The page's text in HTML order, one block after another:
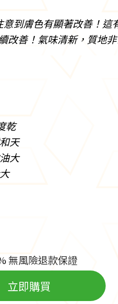
意到膚色有顯著改善！
改善！氣味清新，質地
乾
天
大
無風險退款保證
立即購買